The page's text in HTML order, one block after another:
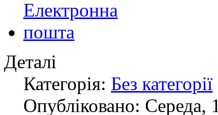
Деталі
Категорія: Без категорії
Опубліковано: Середа,